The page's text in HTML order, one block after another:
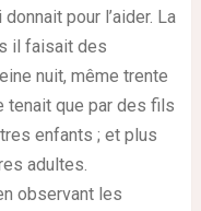
pour l’aider. La
il faisait des
nuit, même trente
tenait que par des fils
enfants ; et plus
adultes.
observant les